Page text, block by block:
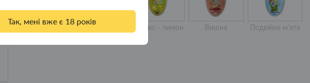
Так, мені вже є 18 років
Кавун - лід Кавун Яблуко - лимон Вишня Подвійна м'ята